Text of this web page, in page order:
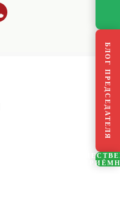
БЛОГ ПРЕДСЕДАТЕЛЯ